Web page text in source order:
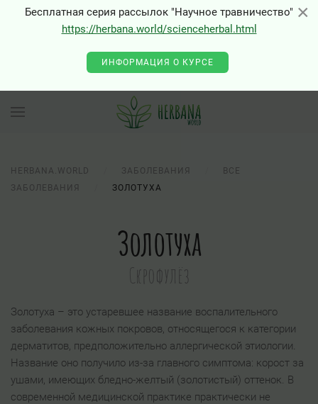
×
Бесплатная серия рассылок "Научное травничество"
https://herbana.world/scienceherbal.html
ИНФОРМАЦИЯ О КУРСЕ
HERBANA.WORLD ЗАБОЛЕВАНИЯ
ВСЕ
ЗАБОЛЕВАНИЯ
ЗОЛОТУХА
Золотуха
Скрофулёз
Золотуха – это устаревшее название воспалительного
заболевания кожных покровов, относящегося к категории
дерматитов, предположительно аллергической этиологии.
Название оно получило из-за главного симптома: корост за
ушами, имеющих бледно-желтый (золотистый) оттенок. В
современной медицинской практике практически не
×